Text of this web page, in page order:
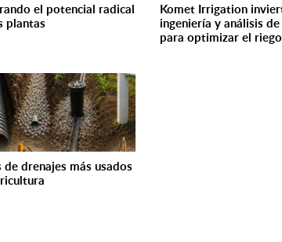
el potencial radical
plantas
Komet Irrigation
ingeniería y análisis
para optimizar el
de drenajes más usados